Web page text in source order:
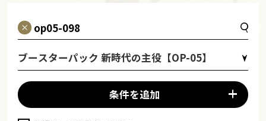
ブースターパック 新時代の主役【OP-05】
条件を追加